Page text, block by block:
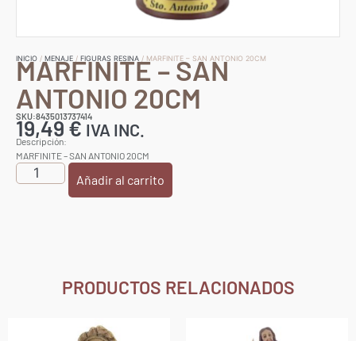
INICIO / MENAJE / FIGURAS RESINA / MARFINITE – SAN ANTONIO 20CM
MARFINITE – SAN
ANTONIO 20CM
SKU:8435013737414
19,49€ IVA INC.
Descripción:
MARFINITE – SAN ANTONIO 20CM
Añadir al carrito
PRODUCTOS RELACIONADOS